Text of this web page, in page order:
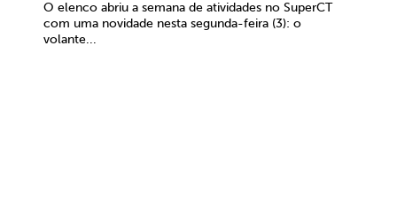
O elenco abriu a semana de atividades no SuperCT
com uma novidade nesta segunda-feira (3): o
volante...